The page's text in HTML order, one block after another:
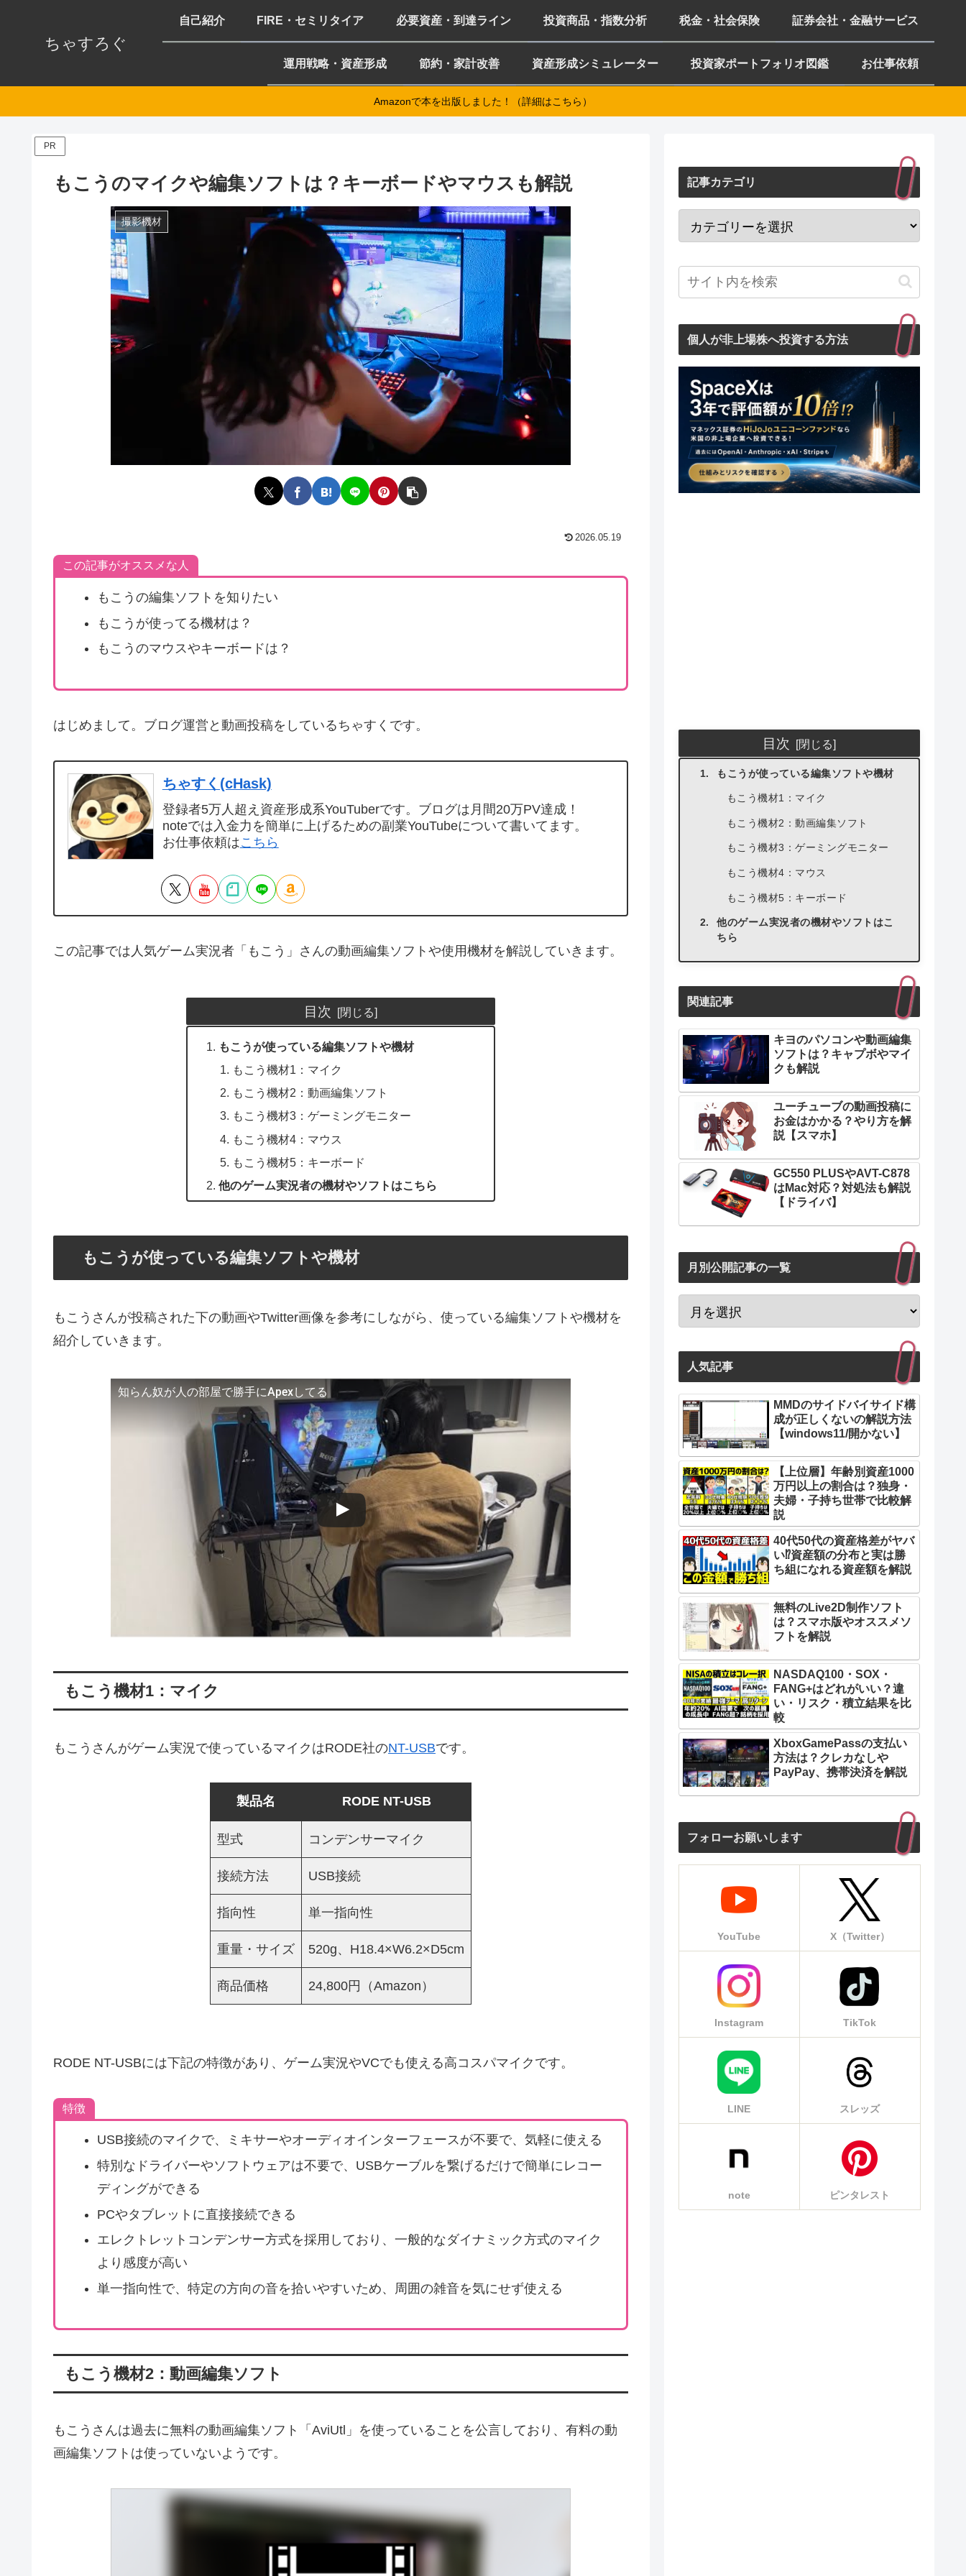
ちゃすろぐ
自己紹介 FIRE・セミリタイア 必要資産・到達ライン 投資商品・指数分析 税金・社会保険 証券会社・金融サービス
運用戦略・資産形成 節約・家計改善 資産形成シミュレーター 投資家ポートフォリオ図鑑 お仕事依頼
Amazonで本を出版しました！（詳細はこちら）
PR
もこうのマイクや編集ソフトは？キーボードやマウスも解説
撮影機材
2026.05.19
この記事がオススメな人
もこうの編集ソフトを知りたい
もこうが使ってる機材は？
もこうのマウスやキーボードは？
はじめまして。ブログ運営と動画投稿をしているちゃすくです。
ちゃすく(cHask)
登録者5万人超え資産形成系YouTuberです。ブログは月間20万PV達成！
noteでは入金力を簡単に上げるための副業YouTubeについて書いてます。
お仕事依頼はこちら
この記事では人気ゲーム実況者「もこう」さんの動画編集ソフトや使用機材を解説していきます。
目次
もこうが使っている編集ソフトや機材
もこう機材1：マイク
もこう機材2：動画編集ソフト
もこう機材3：ゲーミングモニター
もこう機材4：マウス
もこう機材5：キーボード
他のゲーム実況者の機材やソフトはこちら
もこうが使っている編集ソフトや機材
もこうさんが投稿された下の動画やTwitter画像を参考にしながら、使っている編集ソフトや機材を
紹介していきます。
知らん奴が人の部屋で勝手にApexしてる
もこう機材1：マイク
もこうさんがゲーム実況で使っているマイクはRODE社のNT-USBです。
製品名 RODE NT-USB
型式 コンデンサーマイク
接続方法 USB接続
指向性 単一指向性
重量・サイズ 520g、H18.4×W6.2×D5cm
商品価格 24,800円（Amazon）
RODE NT-USBには下記の特徴があり、ゲーム実況やVCでも使える高コスパマイクです。
特徴
USB接続のマイクで、ミキサーやオーディオインターフェースが不要で、気軽に使える
特別なドライバーやソフトウェアは不要で、USBケーブルを繋げるだけで簡単にレコー
ディングができる
PCやタブレットに直接接続できる
エレクトレットコンデンサー方式を採用しており、一般的なダイナミック方式のマイク
より感度が高い
単一指向性で、特定の方向の音を拾いやすいため、周囲の雑音を気にせず使える
もこう機材2：動画編集ソフト
もこうさんは過去に無料の動画編集ソフト「AviUtl」を使っていることを公言しており、有料の動
画編集ソフトは使っていないようです。
記事カテゴリ
個人が非上場株へ投資する方法
目次
もこうが使っている編集ソフトや機材
もこう機材1：マイク
もこう機材2：動画編集ソフト
もこう機材3：ゲーミングモニター
もこう機材4：マウス
もこう機材5：キーボード
他のゲーム実況者の機材やソフトはこ
ちら
関連記事
キヨのパソコンや動画編集
ソフトは？キャプボやマイ
クも解説
ユーチューブの動画投稿に
お金はかかる？やり方を解
説【スマホ】
GC550 PLUSやAVT-C878
はMac対応？対処法も解説
【ドライバ】
月別公開記事の一覧
人気記事
MMDのサイドバイサイド構
成が正しくないの解説方法
【windows11/開かない】
【上位層】年齢別資産1000
万円以上の割合は？独身・
夫婦・子持ち世帯で比較解
説
40代50代の資産格差がヤバ
い⁉︎資産額の分布と実は勝
ち組になれる資産額を解説
無料のLive2D制作ソフト
は？スマホ版やオススメソ
フトを解説
NASDAQ100・SOX・
FANG+はどれがいい？違
い・リスク・積立結果を比
較
XboxGamePassの支払い
方法は？クレカなしや
PayPay、携帯決済を解説
フォローお願いします
YouTube X（Twitter）
Instagram TikTok
LINE スレッズ
note ピンタレスト